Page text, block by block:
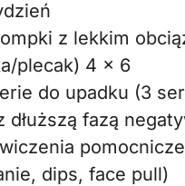
z lekkim
plecak) 4 x 6
do upadku (3
dłuższą fazą
pomocnicze
dips, face pull)